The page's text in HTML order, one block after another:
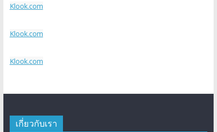
Klook.com
Klook.com
Klook.com
เกี่ยวกับเรา